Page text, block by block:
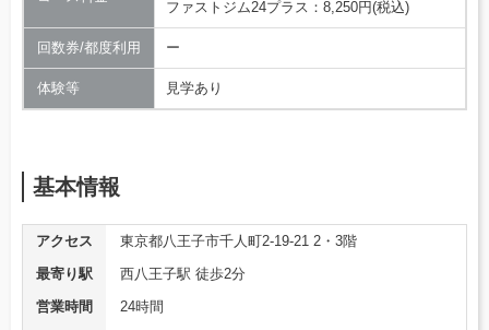
ファストジム24プラス：8,250円(税込)
回数券/都度利用 ー
体験等 見学あり
基本情報
アクセス
東京都八王子市千人町2-19-21 2・3階
最寄り駅
西八王子駅 徒歩2分
営業時間
24時間